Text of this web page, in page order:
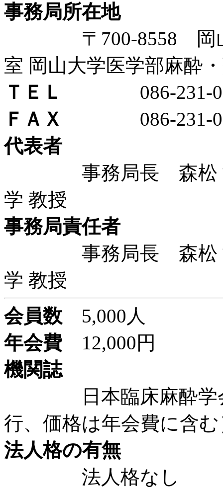
事務局所在地
〒700-8558 岡山県
室 岡山大学医学部麻酔
ＴＥＬ
086-231-
ＦＡＸ
086-231-
代表者
事務局長 森松 博
学 教授
事務局責任者
事務局長 森松 博
学 教授
会員数 5,000人
年会費 12,000円
機関誌
日本臨床麻酔学会
行、価格は年会費に含
法人格の有無
法人格なし